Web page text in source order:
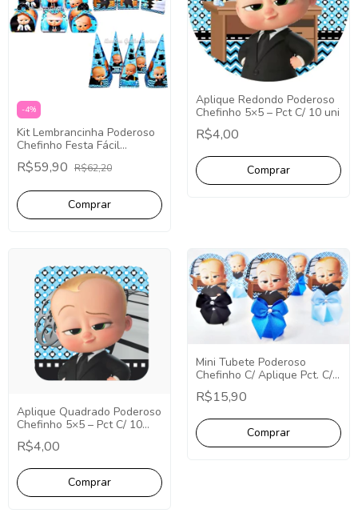
-4%
Kit Lembrancinha Poderoso
Chefinho Festa Fácil
Papelaria 40 Caixinhas
R$59,90 R$62,20
Aplique Redondo Poderoso
Chefinho 5×5 – Pct C/ 10 uni
R$4,00
Aplique Quadrado Poderoso
Chefinho 5×5 – Pct C/ 10
unid
R$4,00
Mini Tubete Poderoso
Chefinho C/ Aplique Pct. C/
10 Unidades
R$15,90